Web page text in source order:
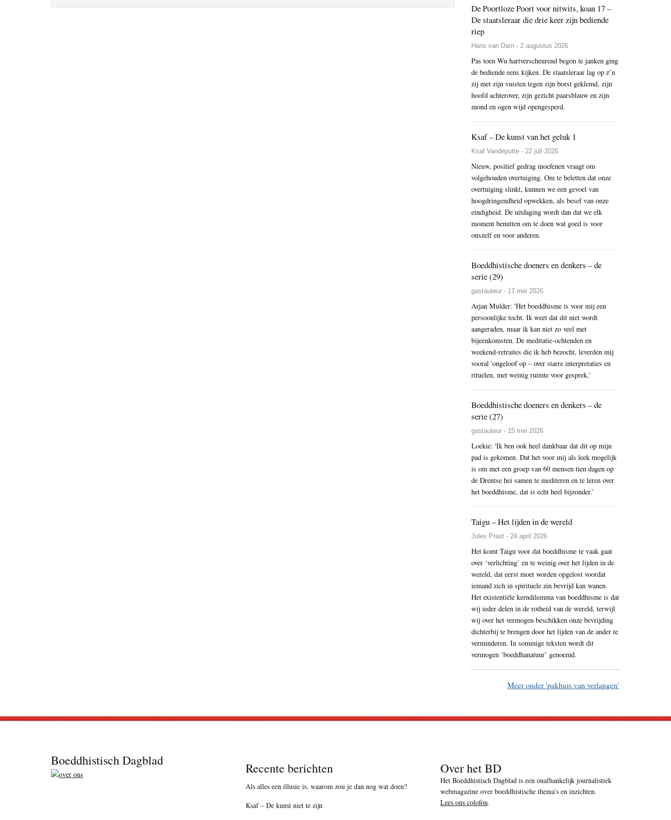
De Poortloze Poort voor nitwits, koan 17 –
De staatsleraar die drie keer zijn bediende
riep
Hans van Dam - 2 augustus 2026
Pas toen Wu hartverscheurend begon te janken ging
de bediende eens kijken. De staatsleraar lag op z’n
zij met zijn vuisten tegen zijn borst geklemd, zijn
hoofd achterover, zijn gezicht paarsblauw en zijn
mond en ogen wijd opengesperd.
Ksaf – De kunst van het geluk 1
Ksaf Vandeputte - 22 juli 2026
Nieuw, positief gedrag inoefenen vraagt om
volgehouden overtuiging. Om te beletten dat onze
overtuiging slinkt, kunnen we een gevoel van
hoogdringendheid opwekken, als besef van onze
eindigheid. De uitdaging wordt dan dat we elk
moment benutten om te doen wat goed is voor
onszelf en voor anderen.
Boeddhistische doeners en denkers – de
serie (29)
gastauteur - 17 mei 2026
Arjan Mulder: 'Het boeddhisme is voor mij een
persoonlijke tocht. Ik weet dat dit niet wordt
aangeraden, maar ik kan niet zo veel met
bijeenkomsten. De meditatie-ochtenden en
weekend-retraites die ik heb bezocht, leverden mij
vooral 'ongeloof op – over starre interpretaties en
rituelen, met weinig ruimte voor gesprek.'
Boeddhistische doeners en denkers – de
serie (27)
gastauteur - 15 mei 2026
Loekie: 'Ik ben ook heel dankbaar dat dit op mijn
pad is gekomen. Dat het voor mij als leek mogelijk
is om met een groep van 60 mensen tien dagen op
de Drentse hei samen te mediteren en te leren over
het boeddhisme, dat is echt heel bijzonder.’
Taigu – Het lijden in de wereld
Jules Prast - 24 april 2026
Het komt Taigu voor dat boeddhisme te vaak gaat
over ‘verlichting’ en te weinig over het lijden in de
wereld, dat eerst moet worden opgelost voordat
iemand zich in spirituele zin bevrijd kan wanen.
Het existentiële kerndilemma van boeddhisme is dat
wij ieder delen in de rotheid van de wereld, terwijl
wij over het vermogen beschikken onze bevrijding
dichterbij te brengen door het lijden van de ander te
verminderen. In sommige teksten wordt dit
vermogen ‘boeddhanatuur’ genoemd.
Meer onder 'pakhuis van verlangen'
Boeddhistisch Dagblad Recente berichten
Als alles een illusie is, waarom zou je dan nog wat doen?
Ksaf – De kunst niet te zijn
Over het BD
Het Boeddhistisch Dagblad is een onafhankelijk journalistiek
webmagazine over boeddhistische thema’s en inzichten.
Lees ons colofon.